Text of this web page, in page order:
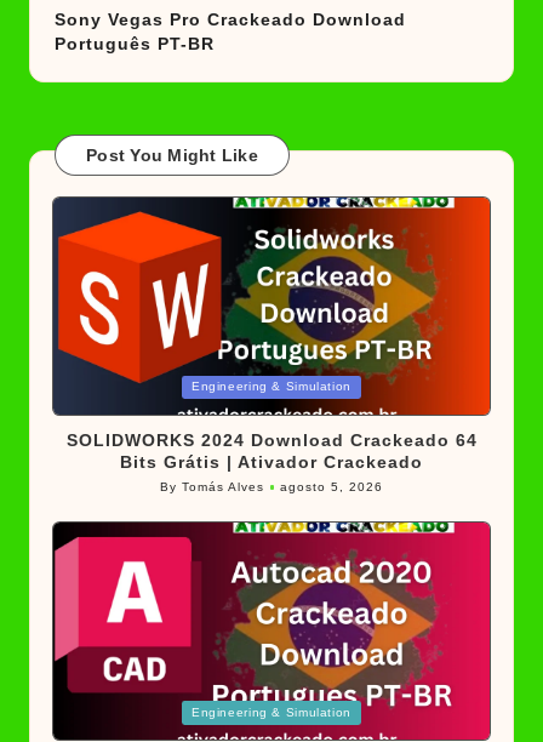
Sony Vegas Pro Crackeado Download
Português PT-BR
Post You Might Like
in
Engineering & Simulation
SOLIDWORKS 2024 Download Crackeado 64
Bits Grátis | Ativador Crackeado
Posted
ByTomás Alves agosto 5, 2026
Engineering & Simulation